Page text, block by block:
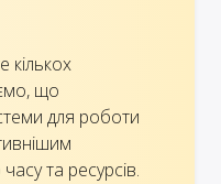
кількох
що
для роботи
та ресурсів.